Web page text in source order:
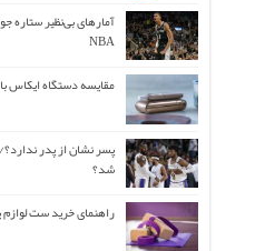
آمارهای بی‌نظیر ستاره
NBA
مقایسه دستگاه ایکاس
پسر نشان از پدر
شد؟
راهنمای خرید ست لوازم